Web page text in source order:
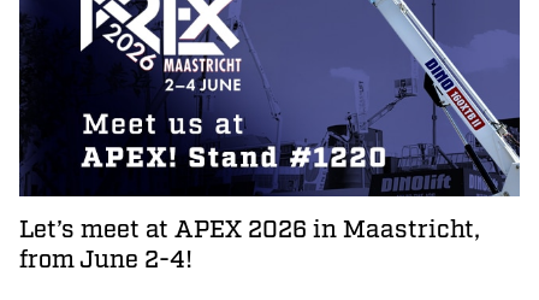
Let’s meet at APEX 2026 in Maastricht,
from June 2-4!